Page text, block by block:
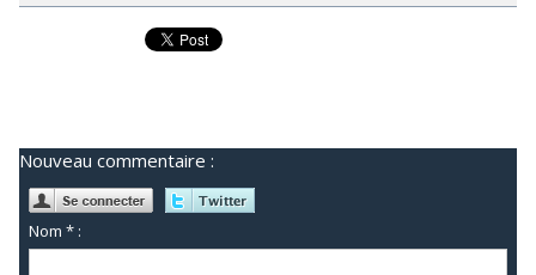
Nouveau commentaire :
Nom * :